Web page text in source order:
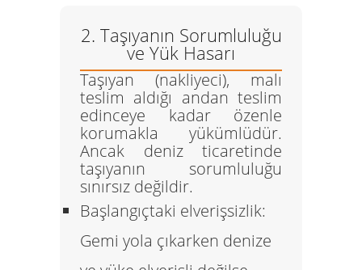
2. Taşıyanın Sorumluluğu
ve Yük Hasarı
Taşıyan (nakliyeci), malı
teslim aldığı andan teslim
edinceye kadar özenle
korumakla yükümlüdür.
Ancak deniz ticaretinde
taşıyanın sorumluluğu
sınırsız değildir.
Başlangıçtaki elverişsizlik:
Gemi yola çıkarken denize